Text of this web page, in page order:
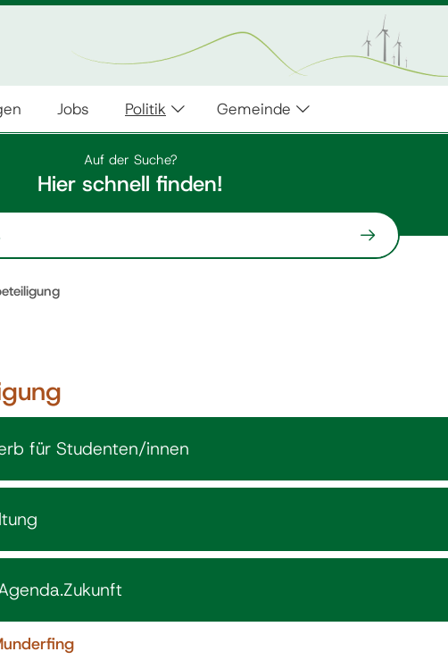
Jobs Politik Gemeinde
Auf der Suche?
Hier schnell finden!
für Studenten/innen